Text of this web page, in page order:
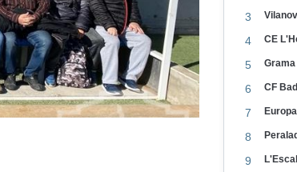
3
4 CE
5 Grama
6 CF
7 Europa
8
9